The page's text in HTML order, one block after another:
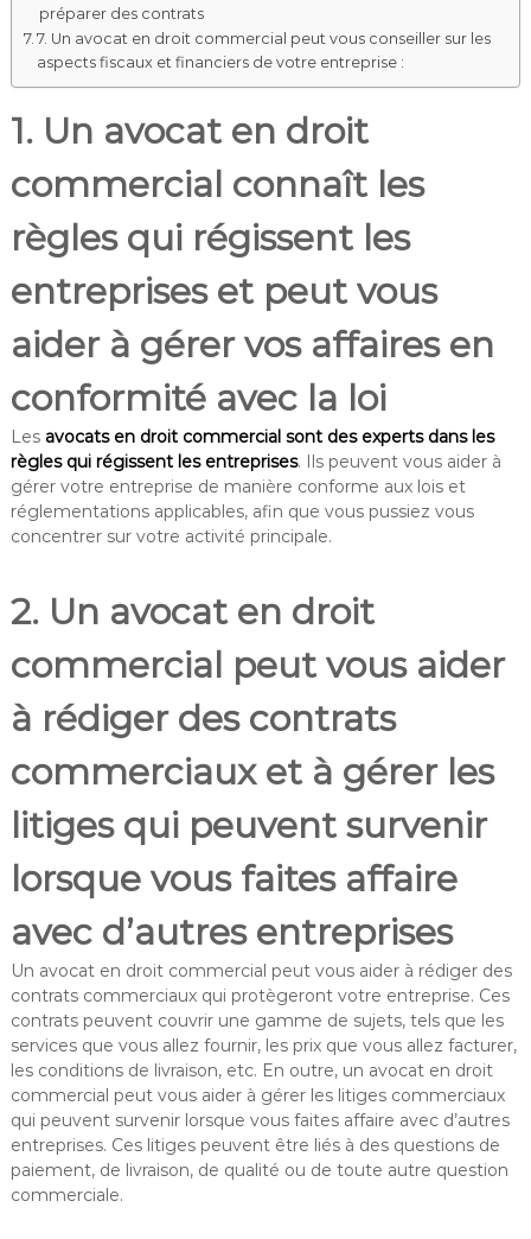
préparer des contrats
7. Un avocat en droit commercial peut vous conseiller sur les
aspects fiscaux et financiers de votre entreprise :
1. Un avocat en droit
commercial connaît les
règles qui régissent les
entreprises et peut vous
aider à gérer vos affaires en
conformité avec la loi
Les avocats en droit commercial sont des experts dans les
règles qui régissent les entreprises. Ils peuvent vous aider à
gérer votre entreprise de manière conforme aux lois et
réglementations applicables, afin que vous pussiez vous
concentrer sur votre activité principale.
2. Un avocat en droit
commercial peut vous aider
à rédiger des contrats
commerciaux et à gérer les
litiges qui peuvent survenir
lorsque vous faites affaire
avec d’autres entreprises
Un avocat en droit commercial peut vous aider à rédiger des
contrats commerciaux qui protègeront votre entreprise. Ces
contrats peuvent couvrir une gamme de sujets, tels que les
services que vous allez fournir, les prix que vous allez facturer,
les conditions de livraison, etc. En outre, un avocat en droit
commercial peut vous aider à gérer les litiges commerciaux
qui peuvent survenir lorsque vous faites affaire avec d’autres
entreprises. Ces litiges peuvent être liés à des questions de
paiement, de livraison, de qualité ou de toute autre question
commerciale.